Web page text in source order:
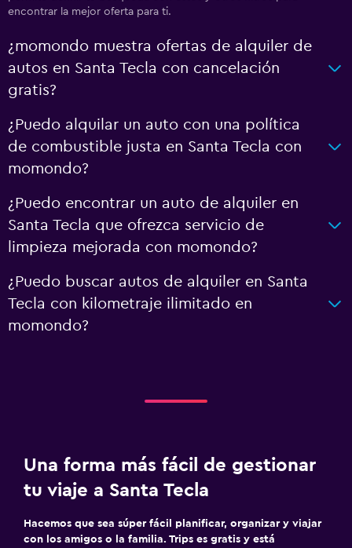
encontrar la mejor oferta para ti.
¿momondo muestra ofertas de alquiler de
autos en Santa Tecla con cancelación
gratis?
¿Puedo alquilar un auto con una política
de combustible justa en Santa Tecla con
momondo?
¿Puedo encontrar un auto de alquiler en
Santa Tecla que ofrezca servicio de
limpieza mejorada con momondo?
¿Puedo buscar autos de alquiler en Santa
Tecla con kilometraje ilimitado en
momondo?
Una forma más fácil de gestionar
tu viaje a Santa Tecla
Hacemos que sea súper fácil planificar, organizar y viajar
con los amigos o la familia. Trips es gratis y está